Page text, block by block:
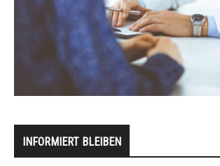
INFORMIERT BLEIBEN